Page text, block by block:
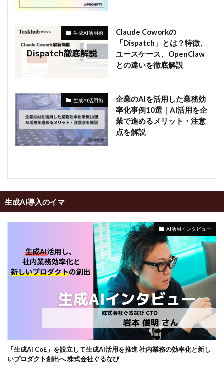
生成AI活用術
Claude Coworkの
「Dispatch」とは？特徴、
ユースケース、OpenClaw
との違いを徹底解説
生成AI活用術
企業のAIを活用した業務効
率化事例10選｜AI活用を企
業で進めるメリット・注意
点を解説
生成AI導入のイマ
AI活用インタビュー
「生成AI CoE」を設立して生成AI活用を推進 社内業務の効率化と新し
いプロダクト創出へ 株式会社ぐるなび